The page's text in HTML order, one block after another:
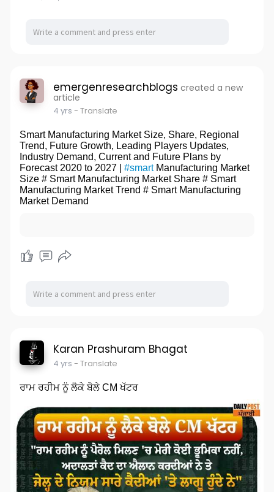
emergenresearchblogs created a new
article
4 yrs - Translate
Smart Manufacturing Market Size, Share, Regional
Trend, Future Growth, Leading Players Updates,
Industry Demand, Current and Future Plans by
Forecast 2020 to 2027 | #smartManufacturing Market
Size # Smart Manufacturing Market Share # Smart
Manufacturing Market Trend # Smart Manufacturing
Market Demand
Karan Prashuram Bhagat
4 yrs - Translate
ਰਾਮ ਰਹੀਮ ਨੂੰ ਲੈਕੇ ਬੋਲੇ CM ਖੱਟਰ